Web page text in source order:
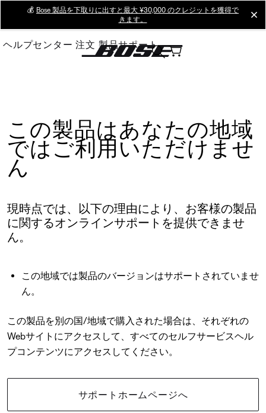
Main
💰 Bose 製品を下取りに出すと最大 ¥30,000 のクレジットを獲得で
きます。
ヘルプセンター 注文 製品サポート
この製品はあなたの地域
ではご利用いただけませ
ん
現時点では、以下の理由により、お客様の製品
に関するオンラインサポートを提供できませ
ん。
この地域では製品のバージョンはサポートされていませ
ん。
この製品を別の国/地域で購入された場合は、それぞれの
Webサイトにアクセスして、すべてのセルフサービスヘル
プコンテンツにアクセスしてください。
サポートホームページへ